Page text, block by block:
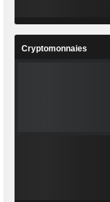
Cryptomonnaies